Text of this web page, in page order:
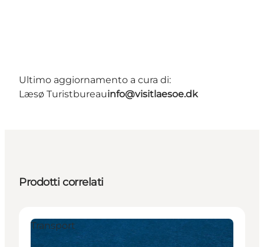
Ultimo aggiornamento a cura di:
Læsø Turistbureauinfo@visitlaesoe.dk
Prodotti correlati
Transport